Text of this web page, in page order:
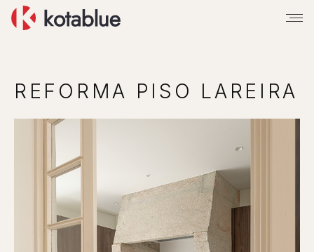
REFORMA PISO LAREIRA